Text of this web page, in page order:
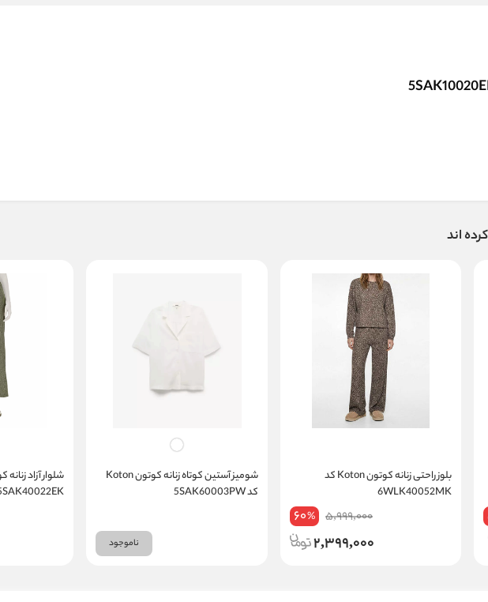
اند
بلوز راحتی زنانه کوتون Koton کد
6WLK40052MK
5,999,000
60%
2,399,000
شومیز آستین کوتاه زنانه کوتون Koton
کد 5SAK60003PW
ناموجود
5SAK40022EK